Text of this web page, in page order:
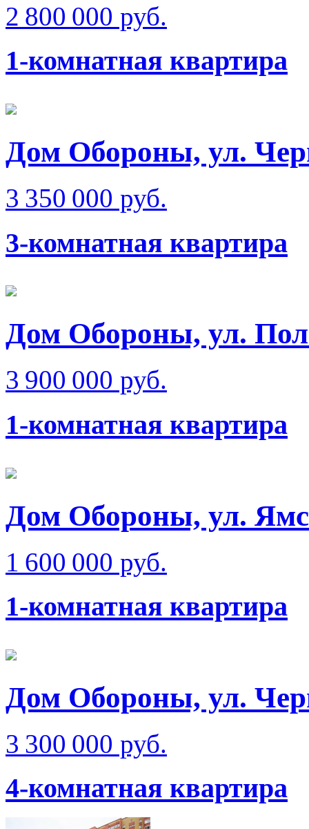
2 800 000 руб.
1-комнатная квартира
Дом Обороны, ул.
3 350 000 руб.
3-комнатная квартира
Дом Обороны, ул.
3 900 000 руб.
1-комнатная квартира
Дом Обороны, ул.
1 600 000 руб.
1-комнатная квартира
Дом Обороны, ул.
3 300 000 руб.
4-комнатная квартира